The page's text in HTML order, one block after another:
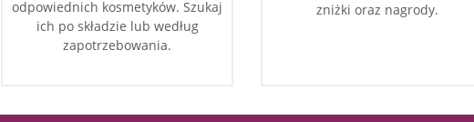
odpowiednich kosmetyków. Szukaj
ich po składzie lub według
zapotrzebowania.
zniżki oraz nagrody.